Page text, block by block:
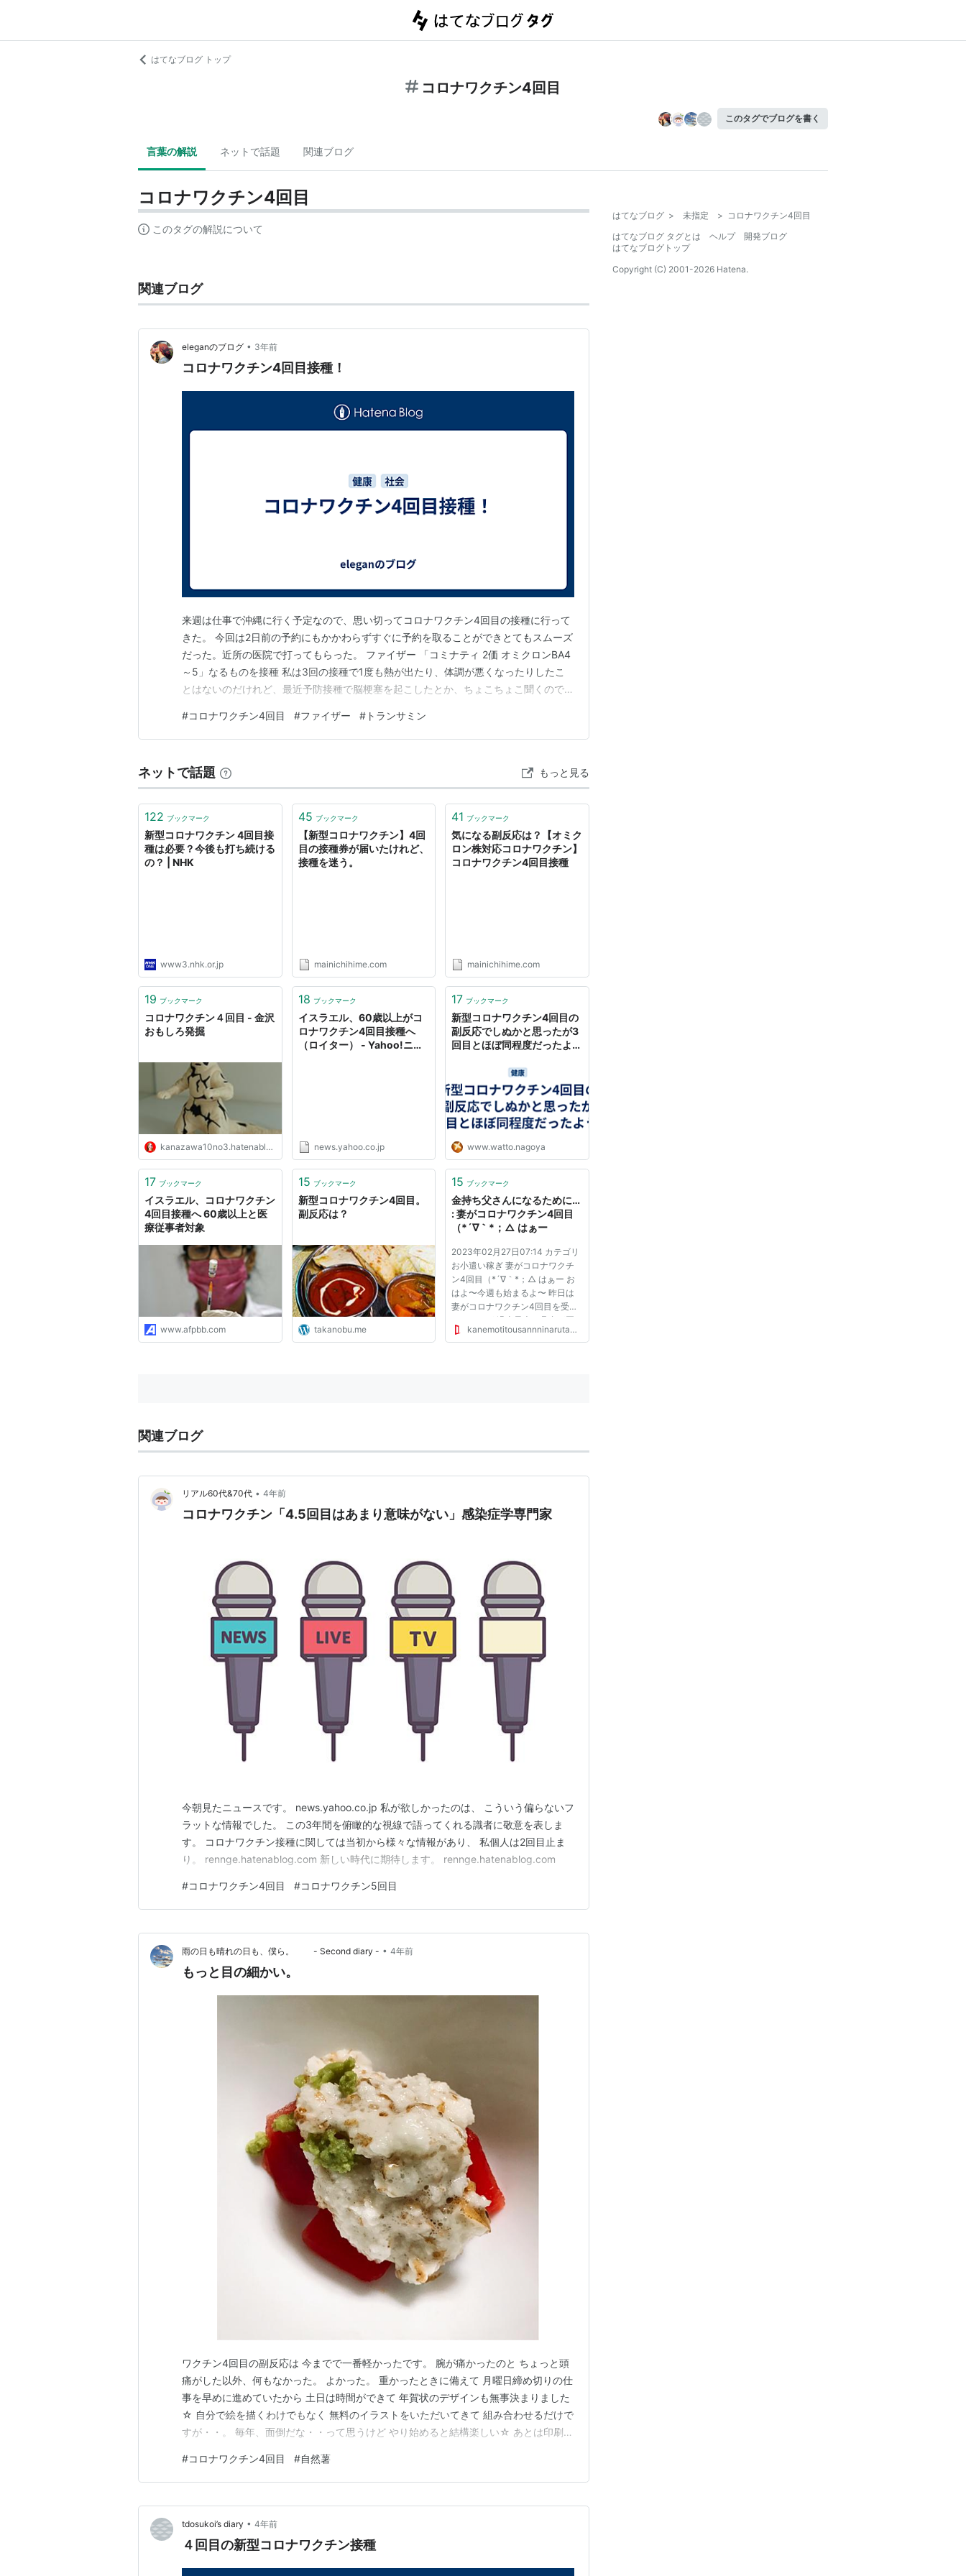
はてなブログ トップ
コロナワクチン4回目
このタグでブログを書く
言葉の解説 ネットで話題 関連ブログ
コロナワクチン4回目
このタグの解説について
関連ブログ
eleganのブログ • 3年前
コロナワクチン4回目接種！
来週は仕事で沖縄に行く予定なので、思い切ってコロナワクチン4回目の接種に行って
きた。 今回は2日前の予約にもかかわらずすぐに予約を取ることができとてもスムーズ
だった。近所の医院で打ってもらった。 ファイザー 「コミナティ 2価 オミクロンBA4
～5」なるものを接種 私は3回の接種で1度も熱が出たり、体調が悪くなったりしたこ
とはないのだけれど、最近予防接種で脳梗塞を起こしたとか、ちょこちょこ聞くので、
このワクチンのせいで、トランサミンという止血剤が品薄だと医師が言っていた。どう
やら、のどなどの炎症を抑える効果がある…
#コロナワクチン4回目 #ファイザー # トランサミン
ネットで話題 もっと見る
122 ブックマーク
新型コロナワクチン 4回目接
種は必要？今後も打ち続ける
の？ | NHK
www3.nhk.or.jp
45 ブックマーク
【新型コロナワクチン】4回
目の接種券が届いたけれど、
接種を迷う。
mainichihime.com
41 ブックマーク
気になる副反応は？【オミク
ロン株対応コロナワクチン】
コロナワクチン4回目接種
mainichihime.com
19 ブックマーク
コロナワクチン４回目 - 金沢
おもしろ発掘
kanazawa10no3.hatenablog.com
18 ブックマーク
イスラエル、60歳以上がコ
ロナワクチン4回目接種へ
（ロイター） - Yahoo!ニュ
news.yahoo.co.jp
17 ブックマーク
新型コロナワクチン4回目の
副反応でしぬかと思ったが3
回目とほぼ同程度だったよう
www.watto.nagoya
17 ブックマーク
イスラエル、コロナワクチン
4回目接種へ 60歳以上と医
療従事者対象
www.afpbb.com
15 ブックマーク
新型コロナワクチン4回目。
副反応は？
takanobu.me
15 ブックマーク
金持ち父さんになるために…
: 妻がコロナワクチン4回目
（*´∇｀*；△ はぁー
2023年02月27日07:14 カテゴリ
お小遣い稼ぎ 妻がコロナワクチ
ン4回目（*´∇｀*；△ はぁー お
はよ〜今週も始まるよ〜 昨日は
妻がコロナワクチン4回目を受け
たんですが 過去最大に具合が悪
いらしく今日はお仕事を休むみた
kanemotitousannninarutameni.blog.jp
関連ブログ
リアル60代&70代 • 4年前
コロナワクチン「4.5回目はあまり意味がない」感染症学専門家
今朝見たニュースです。 news.yahoo.co.jp 私が欲しかったのは、 こういう偏らないフ
ラットな情報でした。 この3年間を俯瞰的な視線で語ってくれる識者に敬意を表しま
す。 コロナワクチン接種に関しては当初から様々な情報があり、 私個人は2回目止ま
り。 rennge.hatenablog.com 新しい時代に期待します。 rennge.hatenablog.com
#コロナワクチン4回目 #コロナワクチン5回目
雨の日も晴れの日も、僕ら。 - Second diary - • 4年前
もっと目の細かい。
ワクチン4回目の副反応は 今までで一番軽かったです。 腕が痛かったのと ちょっと頭
痛がした以外、何もなかった。 よかった。 重かったときに備えて 月曜日締め切りの仕
事を早めに進めていたから 土日は時間ができて 年賀状のデザインも無事決まりました
☆ 自分で絵を描くわけでもなく 無料のイラストをいただいてきて 組み合わせるだけで
すが・・。 毎年、面倒だな・・って思うけど やり始めると結構楽しい☆ あとは印刷
り、まずは、まぐろにのせるでしょ！ と思って、まぐろを買いに行ったら高かっ
た・・。 3人で、ほんの一口ずつです・・…
#コロナワクチン4回目 #自然薯
tdosukoi’s diary • 4年前
４回目の新型コロナワクチン接種
はてなブログ > 未指定 > コロナワクチン4回目
はてなブログ タグとは
ヘルプ
開発ブログ
はてなブログトップ
Copyright (C) 2001-2026 Hatena.